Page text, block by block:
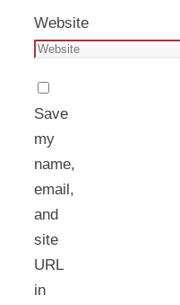
Website
Save
my
name,
email,
and
site
URL
in